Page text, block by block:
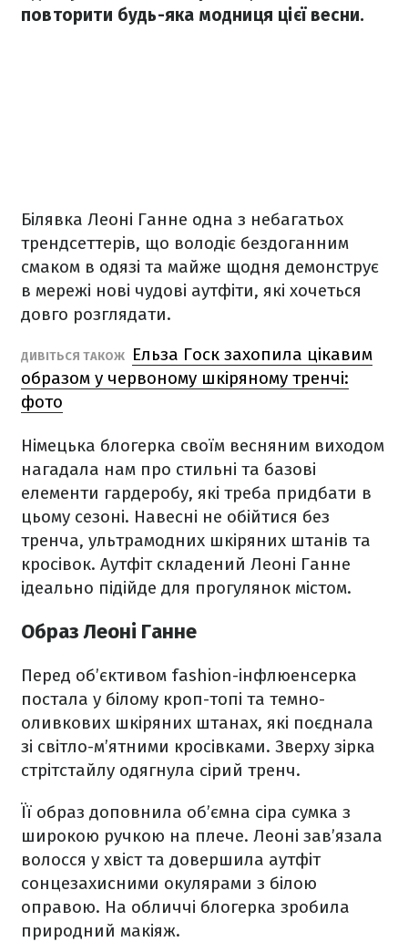
повторити будь-яка модниця цієї весни.
Білявка Леоні Ганне одна з небагатьох
трендсеттерів, що володіє бездоганним
смаком в одязі та майже щодня демонструє
в мережі нові чудові аутфіти, які хочеться
довго розглядати.
ДИВІТЬСЯ ТАКОЖ
Ельза Госк захопила цікавим
образом у червоному шкіряному тренчі:
фото
Німецька блогерка своїм весняним виходом
нагадала нам про стильні та базові
елементи гардеробу, які треба придбати в
цьому сезоні. Навесні не обійтися без
тренча, ультрамодних шкіряних штанів та
кросівок. Аутфіт складений Леоні Ганне
ідеально підійде для прогулянок містом.
Образ Леоні Ганне
Перед об’єктивом fashion-інфлюенсерка
постала у білому кроп-топі та темно-
оливкових шкіряних штанах, які поєднала
зі світло-м’ятними кросівками. Зверху зірка
стрітстайлу одягнула сірий тренч.
Її образ доповнила об’ємна сіра сумка з
широкою ручкою на плече. Леоні зав’язала
волосся у хвіст та довершила аутфіт
сонцезахисними окулярами з білою
оправою. На обличчі блогерка зробила
природний макіяж.